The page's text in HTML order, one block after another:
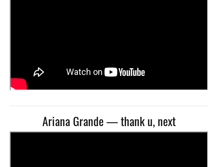
Ariana Grande — thank u, next